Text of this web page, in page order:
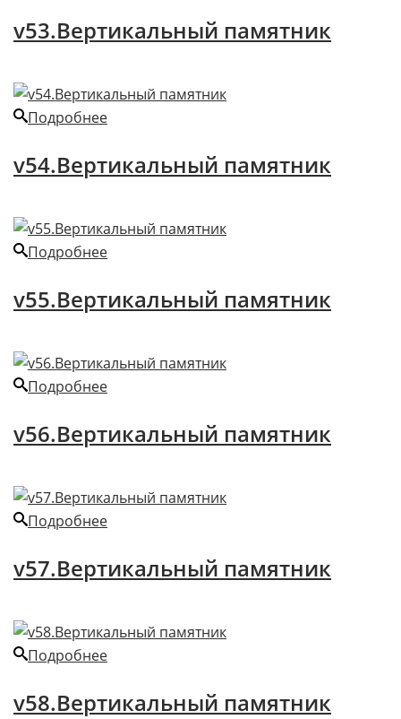
v53.Вертикальный памятник
Подробнее
v54.Вертикальный памятник
Подробнее
v55.Вертикальный памятник
Подробнее
v56.Вертикальный памятник
Подробнее
v57.Вертикальный памятник
Подробнее
v58.Вертикальный памятник